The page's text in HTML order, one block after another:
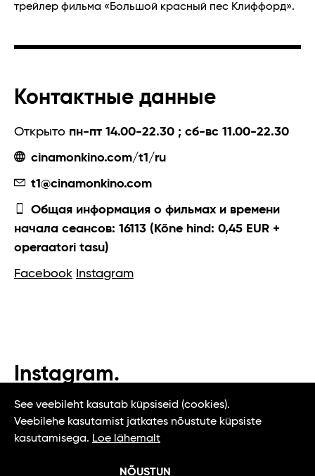
трейлер фильма «Большой красный пес Клиффорд».
Контактные данные
Открыто пн-пт 14.00-22.30 ; сб-вс 11.00-22.30
cinamonkino.com/t1/ru
t1@cinamonkino.com
Общая информация о фильмах и времени
начала сеансов: 16113 (Kõne hind: 0,45 EUR +
operaatori tasu)
Facebook Instagram
Instagram.
#t1tallinn #tasteoftallinn
See veebileht kasutab küpsiseid (cookies).
Veebilehe kasutamist jätkates nõustute küpsiste
kasutamisega. Loe lähemalt
NÕUSTUN